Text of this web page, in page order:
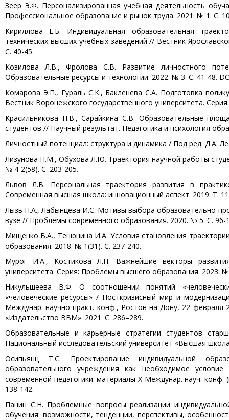
Зеер Э.Ф. Персонализированная учебная деятельность
Профессиональное образование и рынок труда. 2021. № 1. С.
Кириллова Е.Б. Индивидуальная образовательная
технических высших учебных заведений // Вестник
С. 40-45.
Козилова Л.В., Фролова С.В. Развитие личностного
Образовательные ресурсы и технологии. 2022. № 3. С. 41-48.
Комарова Э.П., Гураль С.К., Бакленева С.А. Подготовка
Вестник Воронежского государственного университета.
Красильникова Н.В., Сарайкина С.В. Образовательные
студентов // Научный результат. Педагогика и психология
Личностный потенциал: структура и динамика / Под ред. Д.А.
Лизунова Н.М., Обухова Л.Ю. Траектория научной работы
№ 4-2(58). С. 203-205.
Львов Л.В. Персональная траектория развития в
Современная высшая школа: инновационный аспект. 2019. Т.
Лызь Н.А., Лабынцева И.С. Мотивы выбора образовательно-
вузе // Проблемы современного образования. 2020. № 5. С. 96-
Мищенко В.А., Тенюнина И.А. Условия становления
образования. 2018. № 1(31). С. 237-240.
Мурог И.А., Костикова Л.П. Важнейшие векторы
университета. Серия: Проблемы высшего образования. 2023.
Никульшеева В.Ф. О соотношении понятий
«человеческие ресурсы» / Посткризисный мир и
Междунар. научно-практ. конф., Ростов-на-Дону, 22
«Издательство ВВМ». 2021. С. 286–289.
Образовательные и карьерные стратегии студентов
Национальный исследовательский университет «Высшая
Осипьянц Т.С. Проектирование индивидуальной
образовательного учреждения как необходимое
современной педагогики: материалы X Междунар. науч.
138-142.
Панин С.Н. Проблемные вопросы реализации
обучения: возможности, тенденции, перспективы,